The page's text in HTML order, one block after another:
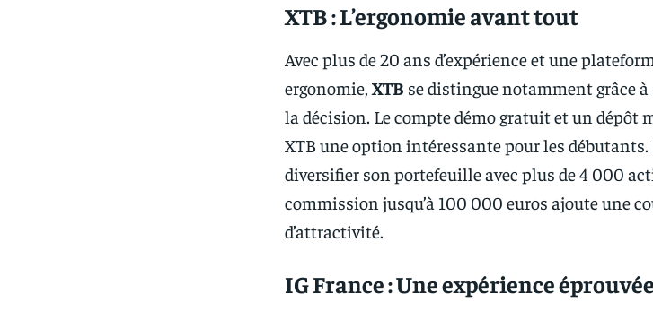
XTB : L’ergonomie avant tout
Avec plus de 20 ans d’expérience et une
ergonomie,XTB se distingue notamment grâce à
la décision. Le compte démo gratuit et un dépôt
XTB une option intéressante pour les
diversifier son portefeuille avec plus de 4 000
commission jusqu’à 100 000 euros ajoute une
d’attractivité.
IG France : Une expérience éprouvée